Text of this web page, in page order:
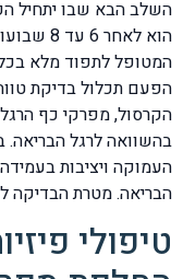
השלב הבא שבו יתחיל
הוא
המטופל לתפוד מלא
הפעם תכלול בדיקת
הקרסול, מפרקי כף
בהשוואה לרגל
העמוקה ויציבות
הבריאה. מטרת הבדיקה
טיפולי